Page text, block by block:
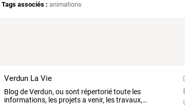
Tags associés : animations
Verdun La Vie
Blog deVerdun,ou sont répertoriétouteles
informations,lesprojetsa venir,lestravaux,…